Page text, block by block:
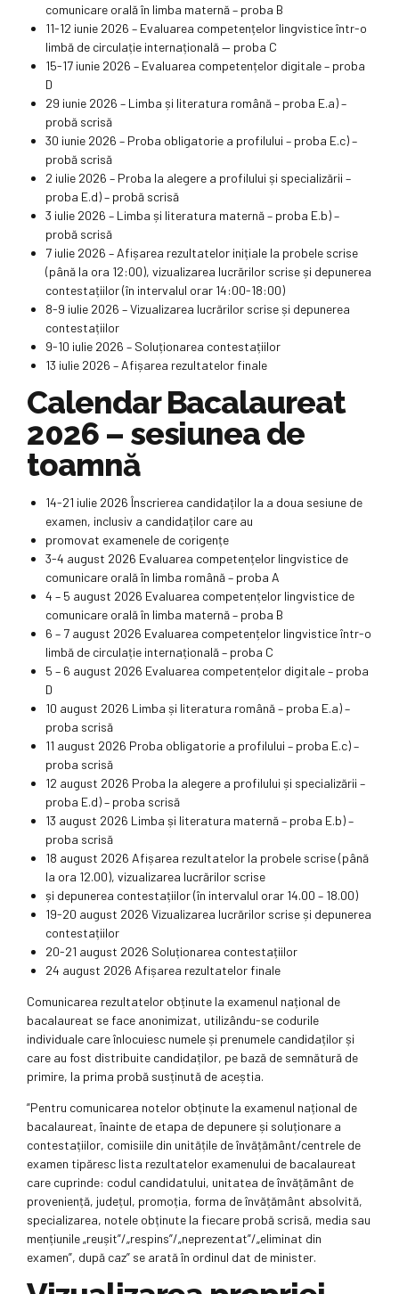
comunicare orală în limba maternă – proba B
11-12 iunie 2026 – Evaluarea competențelor lingvistice într-o
limbă de circulație internațională — proba C
15-17 iunie 2026 – Evaluarea competențelor digitale – proba
D
29 iunie 2026 – Limba și literatura română – proba E.a) –
probă scrisă
30 iunie 2026 – Proba obligatorie a profilului – proba E.c) –
probă scrisă
2 iulie 2026 – Proba la alegere a profilului și specializării –
proba E.d) – probă scrisă
3 iulie 2026 – Limba și literatura maternă – proba E.b) –
probă scrisă
7 iulie 2026 – Afișarea rezultatelor inițiale la probele scrise
(până la ora 12:00), vizualizarea lucrărilor scrise și depunerea
contestațiilor (în intervalul orar 14:00-18:00)
8-9 iulie 2026 – Vizualizarea lucrărilor scrise și depunerea
contestațiilor
9-10 iulie 2026 – Soluționarea contestațiilor
13 iulie 2026 – Afișarea rezultatelor finale
Calendar Bacalaureat
2026 – sesiunea de
toamnă
14-21 iulie 2026 Înscrierea candidaților la a doua sesiune de
examen, inclusiv a candidaților care au
promovat examenele de corigențe
3-4 august 2026 Evaluarea competențelor lingvistice de
comunicare orală în limba română – proba A
4 – 5 august 2026 Evaluarea competențelor lingvistice de
comunicare orală în limba maternă – proba B
6 – 7 august 2026 Evaluarea competențelor lingvistice într-o
limbă de circulație internațională – proba C
5 – 6 august 2026 Evaluarea competențelor digitale – proba
D
10 august 2026 Limba și literatura română – proba E.a) –
proba scrisă
11 august 2026 Proba obligatorie a profilului – proba E.c) –
proba scrisă
12 august 2026 Proba la alegere a profilului și specializării –
proba E.d) – proba scrisă
13 august 2026 Limba și literatura maternă – proba E.b) –
proba scrisă
18 august 2026 Afișarea rezultatelor la probele scrise (până
la ora 12.00), vizualizarea lucrărilor scrise
și depunerea contestațiilor (în intervalul orar 14.00 – 18.00)
19-20 august 2026 Vizualizarea lucrărilor scrise și depunerea
contestațiilor
20-21 august 2026 Soluționarea contestațiilor
24 august 2026 Afișarea rezultatelor finale
Comunicarea rezultatelor obținute la examenul național de
bacalaureat se face anonimizat, utilizându-se codurile
individuale care înlocuiesc numele și prenumele candidaților și
care au fost distribuite candidaților, pe bază de semnătură de
primire, la prima probă susținută de aceștia.
”Pentru comunicarea notelor obținute la examenul național de
bacalaureat, înainte de etapa de depunere și soluționare a
contestațiilor, comisiile din unitățile de învățământ/centrele de
examen tipăresc lista rezultatelor examenului de bacalaureat
care cuprinde: codul candidatului, unitatea de învățământ de
proveniență, județul, promoția, forma de învățământ absolvită,
specializarea, notele obținute la fiecare probă scrisă, media sau
mențiunile „reușit”/„respins”/„neprezentat”/„eliminat din
examen”, după caz” se arată în ordinul dat de minister.